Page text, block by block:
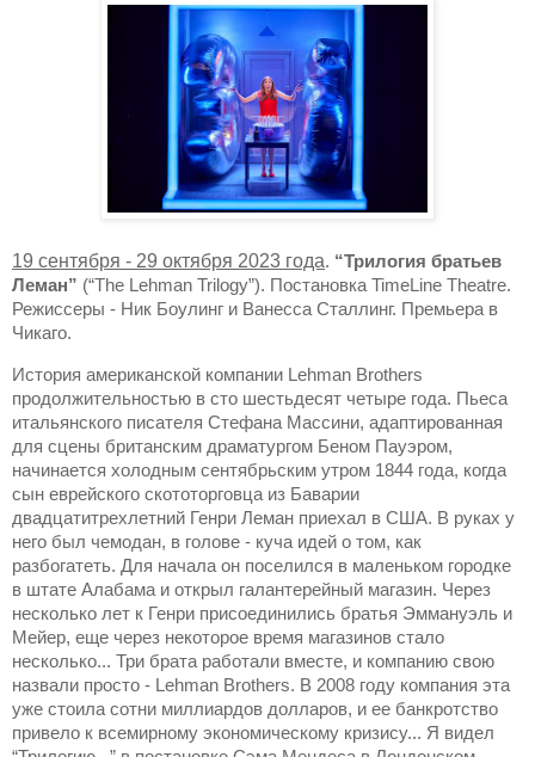
19 сентября - 29 октября 2023 года. “Трилогия братьев
Леман” (“The Lehman Trilogy”). Постановка TimeLine Theatre.
Режиссеры - Ник Боулинг и Ванесса Сталлинг. Премьера в
Чикаго.
История американской компании Lehman Brothers
продолжительностью в сто шестьдесят четыре года. Пьеса
итальянского писателя Стефана Массини, адаптированная
для сцены британским драматургом Беном Пауэром,
начинается холодным сентябрьским утром 1844 года, когда
сын еврейского скототорговца из Баварии
двадцатитрехлетний Генри Леман приехал в США. В руках у
него был чемодан, в голове - куча идей о том, как
разбогатеть. Для начала он поселился в маленьком городке
в штате Алабама и открыл галантерейный магазин. Через
несколько лет к Генри присоединились братья Эммануэль и
Мейер, еще через некоторое время магазинов стало
несколько... Три брата работали вместе, и компанию свою
назвали просто - Lehman Brothers. В 2008 году компания эта
уже стоила сотни миллиардов долларов, и ее банкротство
привело к всемирному экономическому кризису... Я видел